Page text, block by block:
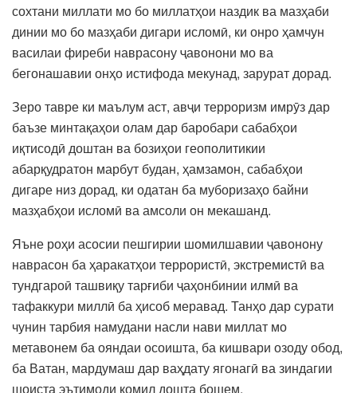
сохтани миллати мо бо миллатҳои наздик ва мазҳаби
динии мо бо мазҳаби дигари исломӣ, ки онро ҳамчун
василаи фиреби наврасону ҷавонони мо ва
бегонашавии онҳо истифода мекунад, зарурат дорад.
Зеро тавре ки маълум аст, авҷи терроризм имрӯз дар
баъзе минтақаҳои олам дар баробари сабабҳои
иқтисодӣ доштан ва бозиҳои геополитикии
абарқудратон марбут будан, ҳамзамон, сабабҳои
дигаре низ дорад, ки одатан ба муборизаҳо байни
мазҳабҳои исломӣ ва амсоли он мекашанд.
Яъне роҳи асосии пешгирии шомилшавии ҷавонону
наврасон ба ҳаракатҳои террористӣ, экстремистӣ ва
тундгароӣ ташвиқу тарғиби ҷаҳонбинии илмӣ ва
тафаккури миллӣ ба ҳисоб меравад. Танҳо дар сурати
чунин тарбия намудани насли нави миллат мо
метавонем ба ояндаи осоишта, ба кишвари озоду обод,
ба Ватан, мардумаш дар ваҳдату ягонагӣ ва зиндагии
шоиста эътимоди комил дошта бошем.